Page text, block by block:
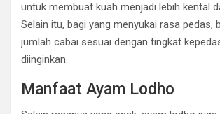
untuk membuat kuah menjadi lebih kental
Selain itu, bagi yang menyukai rasa pedas,
jumlah cabai sesuai dengan tingkat
diinginkan.
Manfaat Ayam Lodho